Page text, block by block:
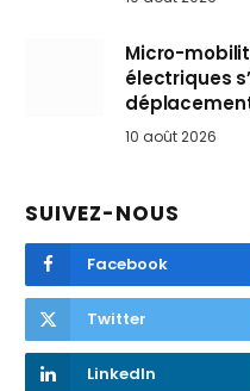
Micro-
électriques
10 août 2026
SUIVEZ-NOUS
Facebook
Twitter
LinkedIn